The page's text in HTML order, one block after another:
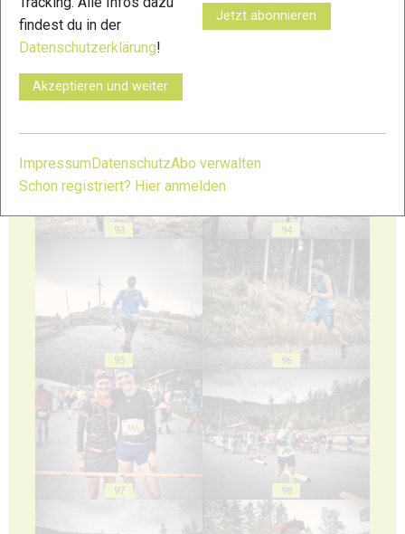
91
93 94
95 96
97 98
findest du in der
Datenschutzerklärung!
Akzeptieren und weiter
Jetzt abonnieren
Impressum DatenschutzAbo verwalten
Schon registriert? Hier anmelden